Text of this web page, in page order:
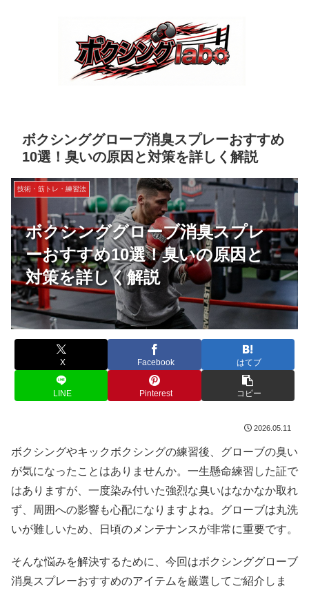
ボクシンググローブ消臭スプレーおすすめ
10選！臭いの原因と対策を詳しく解説
ボクシンググローブ消臭スプレ
ーおすすめ10選！臭いの原因と
対策を詳しく解説
技術・筋トレ・練習法
X Facebook はてブ
LINE Pinterest コピー
2026.05.11
ボクシングやキックボクシングの練習後、グローブの臭い
が気になったことはありませんか。一生懸命練習した証で
はありますが、一度染み付いた強烈な臭いはなかなか取れ
ず、周囲への影響も心配になりますよね。グローブは丸洗
いが難しいため、日頃のメンテナンスが非常に重要です。
そんな悩みを解決するために、今回はボクシンググローブ
消臭スプレーおすすめのアイテムを厳選してご紹介しま